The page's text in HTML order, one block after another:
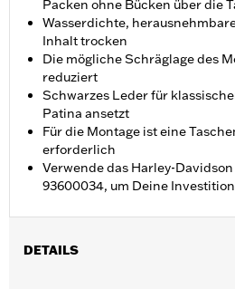
Packen ohne Bücken über die
Wasserdichte,
Inhalt trocken
Die mögliche Schräglage des
reduziert
Schwarzes Leder für
Patina ansetzt
Für die Montage ist eine
erforderlich
Verwende das Harley-
93600034, um Deine
DETAILS